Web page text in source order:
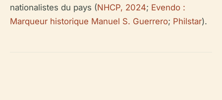
nationalistes du pays (NHCP, 2024; Evendo :
Marqueur historique Manuel S. Guerrero; Philstar).